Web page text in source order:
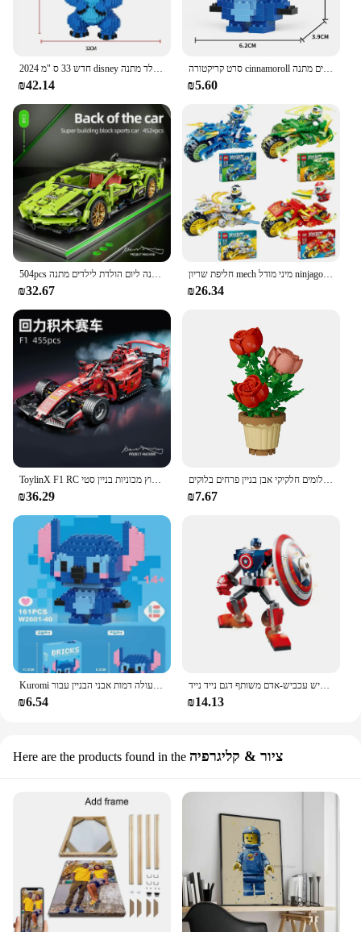
2024 חדש 33 ס "מ disney בלוקים בניין אנימה תפר גדול גודל חמוד הרכבה חינוכי צעצוע שולחן קישוט יום הולדת ילד מתנה
₪42.14
סרט קריקטורה cinnamoroll אוסף מודל בניין בובות צעצוע ילדים מתנה
₪5.60
504pcs בניין חוסם מכונית לימוד מוקדם הטבות מודיעין התאספו צעצועים מתנה ליום הולדת לילדים מתנה
₪32.67
חליפת שריון mech מיני מודל ninjago פעולה דמות הבניין בלוקים תואמים בנים טכניים אנימה ערים ילדים צעצועים מתנות
₪26.34
ToylinX F1 RC מירוץ מכוניות בניין סטי MOC מכונית אבני בניין מגניב אסיפה דגם רכב ערכות בניין צעצועים
₪36.29
מיקרו יהלומים חלקיקי אבן בניין פרחים בלוקים bonsai גינה במשרד רומנטי קישוט עיטור צמח צעצועים לילדים
₪7.67
Kuromi פעולה דמות אבני הבניין עבור lego ילדים צעצועים pikachu אנימה תפר 3D פאזל kawaii שלום קיטי צעצועים מתנות
₪6.54
סרט גיבור על נובלות בניין הבובות בלוקים ברזל איש עכביש-אדם משותף דגם נייד נייד movable דגם הבניין צעצועים
₪14.13
Here are the products found in the ציור & קליגרפיה